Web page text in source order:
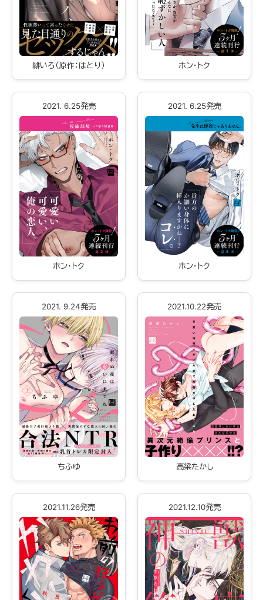
緋いろ（原作：はとり） ホン・トク
2021. 6.25発売
ホン・トク
2021. 6.25発売
ホン・トク
2021. 9.24発売
ちふゆ
2021.10.22発売
高梁たかし
2021.11.26発売 2021.12.10発売